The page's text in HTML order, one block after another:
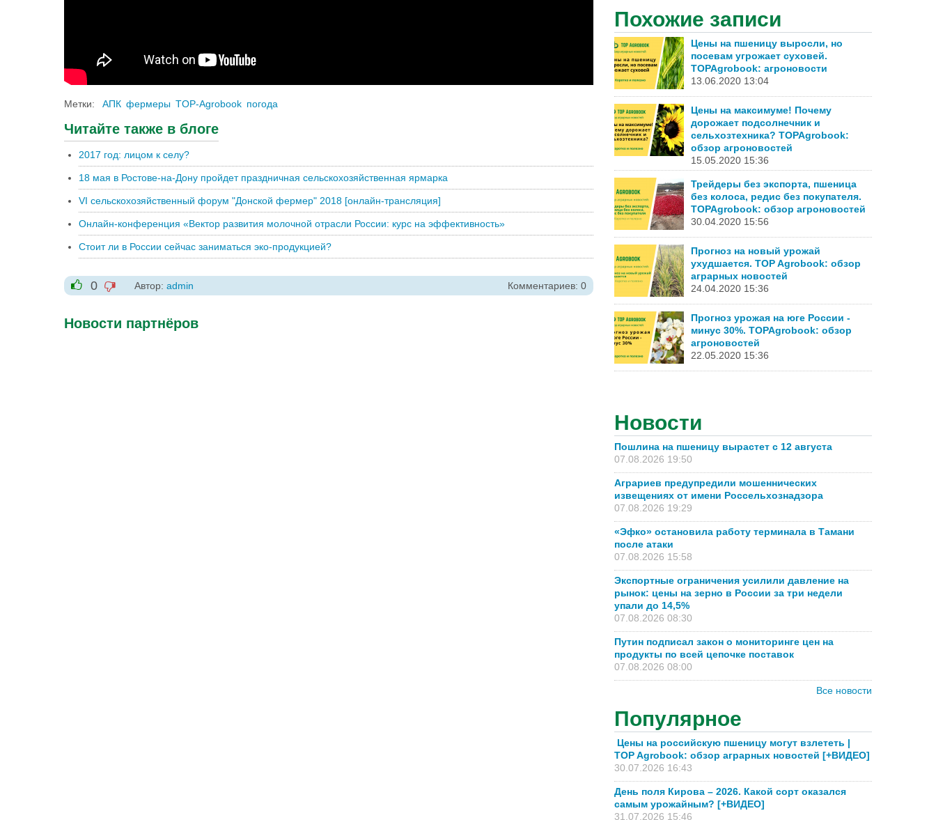
Метки: АПК фермеры TOP-Agrobook погода
Читайте также в блоге
2017 год: лицом к селу?
18 мая в Ростове-на-Дону пройдет праздничная сельскохозяйственная ярмарка
VI сельскохозяйственный форум "Донской фермер" 2018 [онлайн-трансляция]
Онлайн-конференция «Вектор развития молочной отрасли России: курс на эффективность»
Стоит ли в России сейчас заниматься эко-продукцией?
+1
0
-1
Автор: admin Комментариев: 0
Новости партнёров
Похожие записи
Цены на пшеницу выросли, но
посевам угрожает суховей.
TOPAgrobook: агроновости
13.06.2020 13:04
Цены на максимуме! Почему
дорожает подсолнечник и
сельхозтехника? TOPAgrobook:
обзор агроновостей
15.05.2020 15:36
Трейдеры без экспорта, пшеница
без колоса, редис без покупателя.
TOPAgrobook: обзор агроновостей
30.04.2020 15:56
Прогноз на новый урожай
ухудшается. TOP Agrobook: обзор
аграрных новостей
24.04.2020 15:36
Прогноз урожая на юге России -
минус 30%. TOPAgrobook: обзор
агроновостей
22.05.2020 15:36
Новости
Пошлина на пшеницу вырастет с 12 августа
07.08.2026 19:50
Аграриев предупредили мошеннических
извещениях от имени Россельхознадзора
07.08.2026 19:29
«Эфко» остановила работу терминала в Тамани
после атаки
07.08.2026 15:58
Экспортные ограничения усилили давление на
рынок: цены на зерно в России за три недели
упали до 14,5%
07.08.2026 08:30
Путин подписал закон о мониторинге цен на
продукты по всей цепочке поставок
07.08.2026 08:00
Все новости
Популярное
Цены на российскую пшеницу могут взлететь |
TOP Agrobook: обзор аграрных новостей [+ВИДЕО]
30.07.2026 16:43
День поля Кирова – 2026. Какой сорт оказался
самым урожайным? [+ВИДЕО]
31.07.2026 15:46